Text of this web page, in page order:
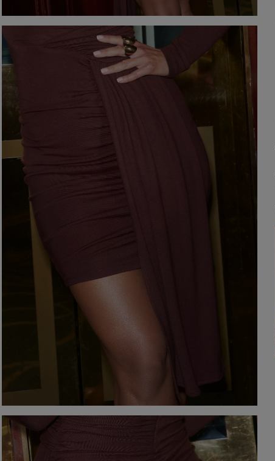
SOMMERKLEIDER
AM RÜCKEN
V-AUSSCHNITT
KARO
OHNE AUSSCHNITT
ASYMMETRISCHER
MIT TRÄGERN